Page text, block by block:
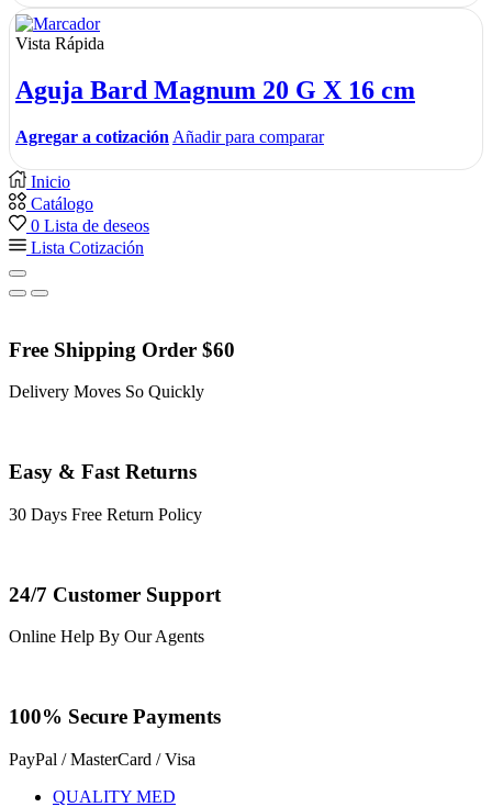
Vista Rápida
Aguja Bard Magnum 20 G X 16 cm
Agregar a cotización Añadir para comparar
Inicio
Catálogo
0 Lista de deseos
Lista Cotización
Free Shipping Order $60
Delivery Moves So Quickly
Easy & Fast Returns
30 Days Free Return Policy
24/7 Customer Support
Online Help By Our Agents
100% Secure Payments
PayPal / MasterCard / Visa
QUALITY MED